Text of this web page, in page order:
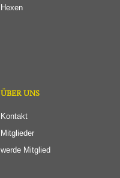
Hexen
ÜBER UNS
Kontakt
Mitglieder
werde Mitglied